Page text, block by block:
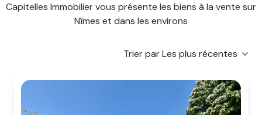
Biens
Biens
conciergerie
Capitelles Immobilier vous présente les biens à la vente sur
Nîmes et dans les environs
Trier par Les plus récentes